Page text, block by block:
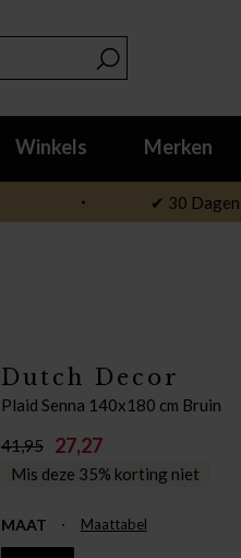
Winkels Merken
✔ 30
Dutch Decor
Plaid Senna 140x180 cm Bruin
41,95 27,27
Mis deze 35% korting niet
MAAT Maattabel